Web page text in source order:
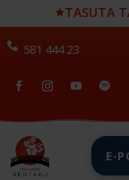
🟊TASUTA
581 444 23
E-